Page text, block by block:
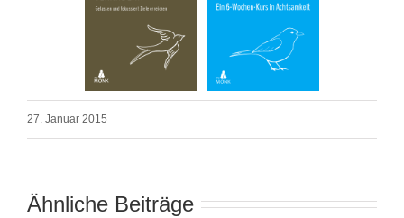
27. Januar 2015
Ähnliche Beiträge